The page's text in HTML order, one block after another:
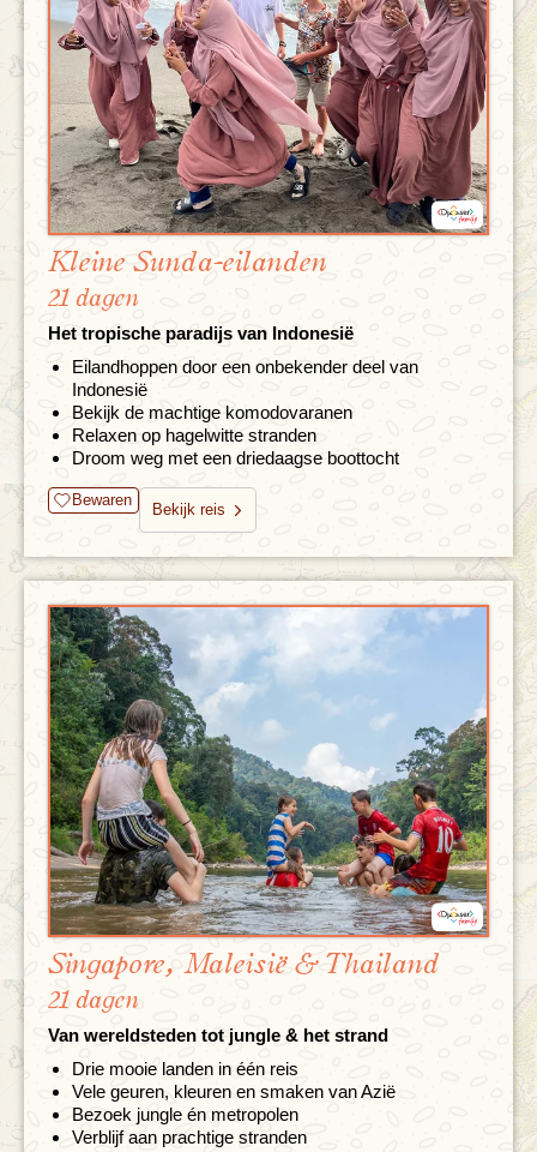
Kleine Sunda-eilanden
21 dagen
Het tropische paradijs van Indonesië
Eilandhoppen door een onbekender deel van
Indonesië
Bekijk de machtige komodovaranen
Relaxen op hagelwitte stranden
Droom weg met een driedaagse boottocht
Bewaren
Bekijk reis
Singapore, Maleisië & Thailand
21 dagen
Van wereldsteden tot jungle & het strand
Drie mooie landen in één reis
Vele geuren, kleuren en smaken van Azië
Bezoek jungle én metropolen
Verblijf aan prachtige stranden